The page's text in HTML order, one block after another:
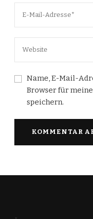
Name, E-Mail-
Browser für
speichern.